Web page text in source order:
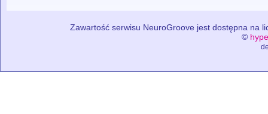
Zawartość serwisu NeuroGroove jest dostępna na
©